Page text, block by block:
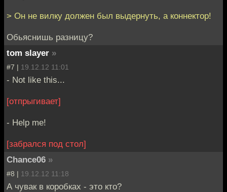
> Он не вилку должен был выдернуть, а коннектор!
Обьяснишь разницу?
tom slayer »
#7 | 19.12.12 11:01
- Not like this...
[отпрыгивает]
- Help me!
[забрался под стол]
Chance06 »
#8 | 19.12.12 11:18
А чувак в коробках - это кто?